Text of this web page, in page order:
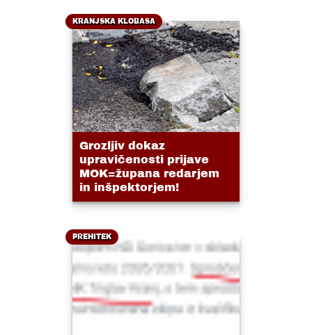
KRANJSKA KLOBASA
Grozljiv dokaz
upravičenosti prijave
MOK=župana redarjem
in inšpektorjem!
PREHITEK